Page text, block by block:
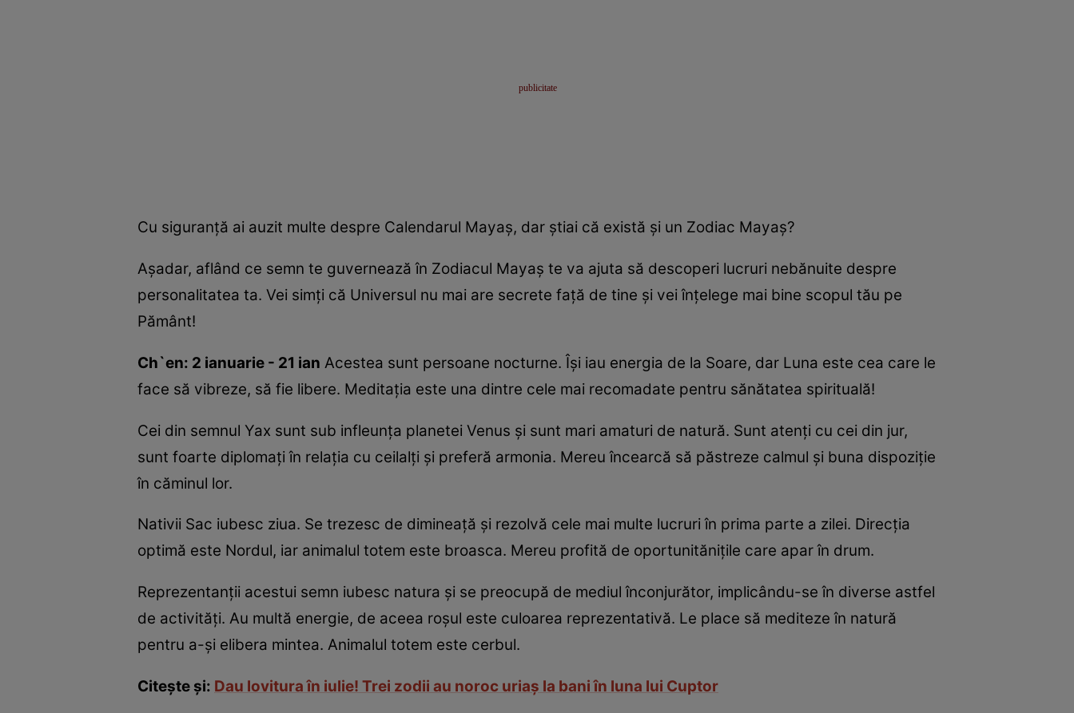
Cu siguranţă ai auzit multe despre Calendarul Mayaş, dar ştiai că există şi un Zodiac Mayaş?
Aşadar, aflând ce semn te guvernează în Zodiacul Mayaş te va ajuta să descoperi lucruri nebănuite despre
personalitatea ta. Vei simţi că Universul nu mai are secrete faţă de tine şi vei înţelege mai bine scopul tău pe
Pământ!
Ch`en: 2 ianuarie - 21 ian Acestea sunt persoane nocturne. Îşi iau energia de la Soare, dar Luna este cea care le
face să vibreze, să fie libere. Meditaţia este una dintre cele mai recomadate pentru sănătatea spirituală!
Cei din semnul Yax sunt sub infleunţa planetei Venus şi sunt mari amaturi de natură. Sunt atenţi cu cei din jur,
sunt foarte diplomaţi în relaţia cu ceilalţi şi preferă armonia. Mereu încearcă să păstreze calmul şi buna dispoziţie
în căminul lor.
Nativii Sac iubesc ziua. Se trezesc de dimineaţă şi rezolvă cele mai multe lucruri în prima parte a zilei. Direcţia
optimă este Nordul, iar animalul totem este broasca. Mereu profită de oportunităniţile care apar în drum.
Reprezentanţii acestui semn iubesc natura şi se preocupă de mediul înconjurător, implicându-se în diverse astfel
de activităţi. Au multă energie, de aceea roşul este culoarea reprezentativă. Le place să mediteze în natură
pentru a-şi elibera mintea. Animalul totem este cerbul.
Citeşte şi: Dau lovitura în iulie! Trei zodii au noroc uriaş la bani în luna lui Cuptor